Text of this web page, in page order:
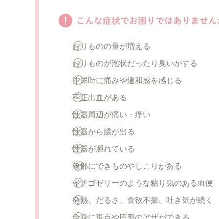
こんな症状でお困りではありません
おりものの量が増える
おりものが泡状だったり臭いがする
排尿時に痛みや違和感を感じる
不正出血がある
性器周辺が痛い・痒い
性器から膿が出る
性器が腫れている
陰部にできものやしこりがある
イチゴゼリーのような粘り気のある血便
発熱、だるさ、食欲不振、吐き気が続く
全身に斑点や円形のアザができる